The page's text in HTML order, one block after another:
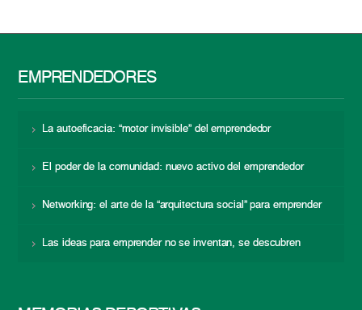
EMPRENDEDORES
La autoeficacia: “motor invisible” del emprendedor
El poder de la comunidad: nuevo activo del emprendedor
Networking: el arte de la “arquitectura social” para emprender
Las ideas para emprender no se inventan, se descubren